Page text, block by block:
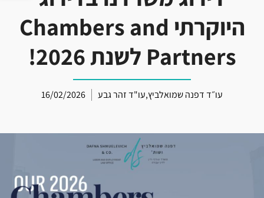
היוקרתי Chambers and
Partners לשנת 2026!
עו״ד דפנה שמואלביץ,עו"ד זהר גבע 16/02/2026